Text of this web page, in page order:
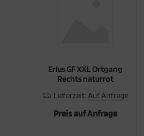
Erlus GF XXL Ortgang
Rechts naturrot
Lieferzeit: Auf Anfrage
Preis auf Anfrage